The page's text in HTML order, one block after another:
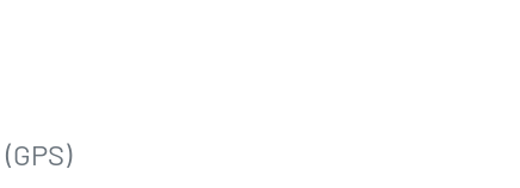
(GPS)